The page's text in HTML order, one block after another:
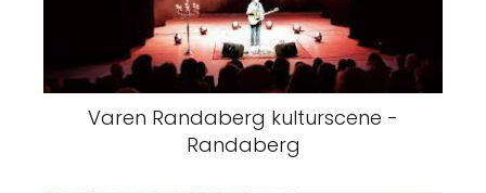
Varen Randaberg kulturscene -
Randaberg